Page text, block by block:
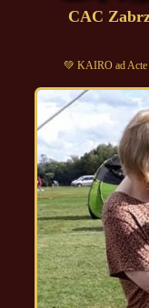
CAC
💚 KAIRO ad Acte